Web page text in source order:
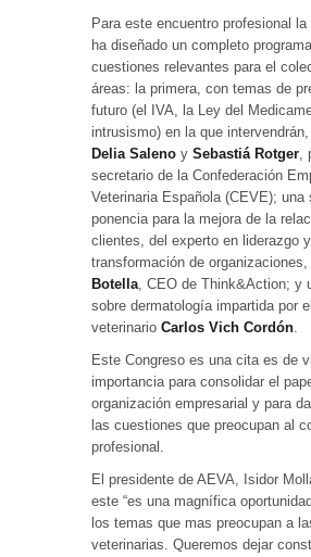
Para este encuentro profesional
ha diseñado un completo
cuestiones relevantes para el
áreas: la primera, con temas de
futuro (el IVA, la Ley del
intrusismo) en la que
Delia Saleno y Sebastiá Rotger,
secretario de la Confederación
Veterinaria Española (CEVE); una
ponencia para la mejora de la
clientes, del experto en liderazgo y
transformación de organizaciones,
Botella, CEO de Think&Action; y
sobre dermatología impartida por
veterinario Carlos Vich Cordón.
Este Congreso es una cita es de
importancia para consolidar el
organización empresarial y para
las cuestiones que preocupan al
profesional.
El presidente de AEVA, Isidor
este “es una magnífica
los temas que mas preocupan a
veterinarias. Queremos dejar